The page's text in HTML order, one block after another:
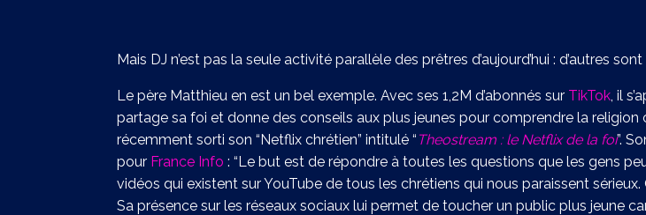
Mais DJ n’est pas la seule activité parallèle des prêtres d’aujourd’hui : d’autres
Le père Matthieu en est un bel exemple. Avec ses 1,2M d’abonnés sur TikTok , il
partage sa foi et donne des conseils aux plus jeunes pour comprendre la
récemment sorti son “Netflix chrétien” intitulé “ Theostream : le Netflix de la foi”.
pour France Info : “Le but est de répondre à toutes les questions que les gens
vidéos qui existent sur YouTube de tous les chrétiens qui nous paraissent
Sa présence sur les réseaux sociaux lui permet de toucher un public plus jeune